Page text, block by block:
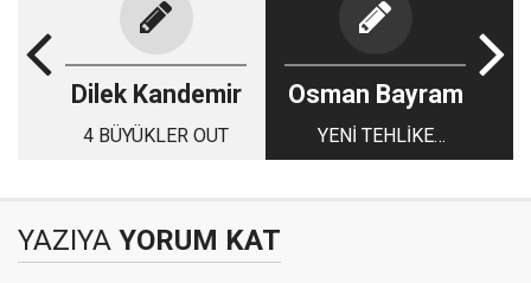
Dilek Kandemir
4 BÜYÜKLER OUT
Osman Bayram
YENİ TEHLİKE
“KURAKLIK”
YAZIYA YORUM KAT